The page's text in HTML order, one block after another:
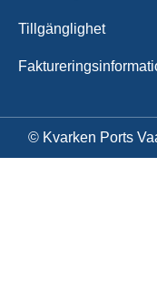
Tillgänglighet
© Kvarken Ports